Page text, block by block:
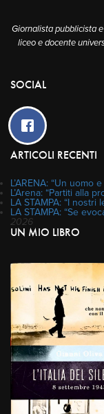
Giornalista pubblicista
liceo e docente
SOCIAL
ARTICOLI RECENTI
L’ARENA: “Un uomo
L’Arena: “Partiti alla
LA STAMPA: “I
LA STAMPA: “Se
2026
UN MIO LIBRO